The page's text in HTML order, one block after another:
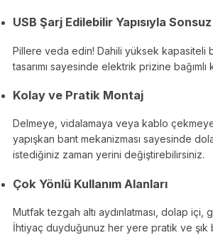
USB Şarj Edilebilir Yapısıyla
Pillere veda edin! Dahili yüksek kapasiteli
tasarımı sayesinde elektrik prizine
Kolay ve Pratik Montaj
Delmeye, vidalamaya veya kablo
yapışkan bant mekanizması sayesinde
istediğiniz zaman yerini değiştirebilirsiniz.
Çok Yönlü Kullanım Alanları
Mutfak tezgah altı aydınlatması, dolap içi,
İhtiyaç duyduğunuz her yere pratik ve şık